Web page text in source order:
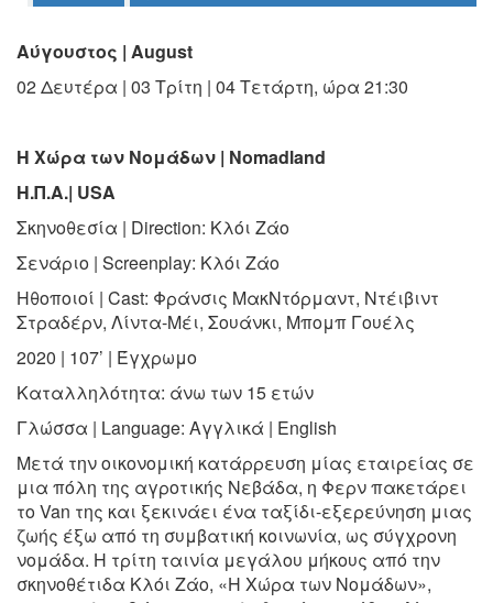
ΜΑΣ
ΠΟΛΙΤΙΣΜΟΣ
ΑΝΘΕΚΤΙΚΗ
ΠΟΛΗ
Αύγουστος | August
02 Δευτέρα | 03 Τρίτη | 04 Τετάρτη, ώρα 21:30
Η Χώρα των Νομάδων | Nomadland
Η.Π.Α.| USA
Σκηνοθεσία | Direction: Κλόι Ζάο
Σενάριο | Screenplay: Κλόι Ζάο
Ηθοποιοί | Cast: Φράνσις ΜακΝτόρμαντ, Ντέιβιντ
Στραδέρν, Λίντα-Μέι, Σουάνκι, Μπομπ Γουέλς
2020 | 107’ | Έγχρωμο
Καταλληλότητα: άνω των 15 ετών
Γλώσσα | Language: Αγγλικά | English
Μετά την οικονομική κατάρρευση μίας εταιρείας σε
μια πόλη της αγροτικής Νεβάδα, η Φερν πακετάρει
το Van της και ξεκινάει ένα ταξίδι-εξερεύνηση μιας
ζωής έξω από τη συμβατική κοινωνία, ως σύγχρονη
νομάδα. Η τρίτη ταινία μεγάλου μήκους από την
σκηνοθέτιδα Κλόι Ζάο, «Η Χώρα των Νομάδων»,